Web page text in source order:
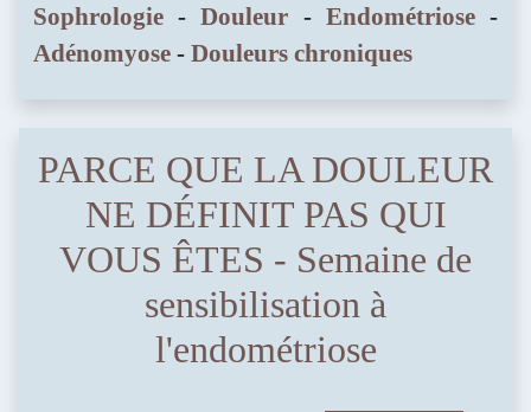
Sophrologie -Douleur - Endométriose-
Adénomyose - Douleurs chroniques
PARCE QUE LA DOULEUR
NE DÉFINIT PAS QUI
VOUS ÊTES - Semaine de
sensibilisation à
l'endométriose